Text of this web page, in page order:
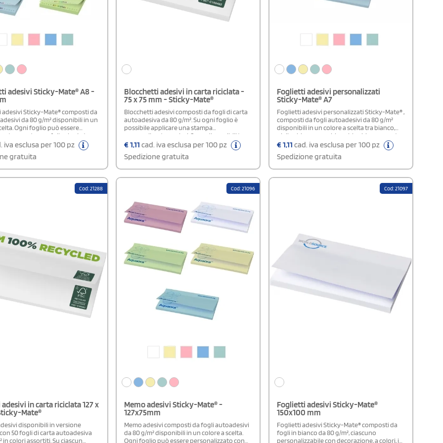
adesivi Sticky-Mate® A8 -
adesivi Sticky-Mate® composti da
da 80 g/m² disponibili in un
Ogni foglio può essere
con stampa full color. In tre
25, 50 e 100 fogli, con la
di selezionare un solo colore e
per ordine. I colori
blocco sono bianco, giallo
chiaro, blu chiaro e menta. In fase
necessario indicare nelle note sia
blocco sia il colore della stampa.
iva esclusa per 100 pz
gratuita
Blocchetti adesivi in carta riciclata -
75 x 75 mm - Sticky-Mate®
Blocchetti adesivi composti da fogli di carta
autoadesiva da 80 g/m². Su ogni foglio è
possibile applicare una stampa
personalizzata a colori. Sono disponibili tre
varianti di quantità: 25, 50 e 100 fogli, con la
possibilità di scegliere una sola quantità per
ogni ordine.
€1,11 cad. iva esclusa per 100 pz
Spedizione gratuita
Foglietti adesivi personalizzati
Sticky-Mate® A7
Foglietti adesivi personalizzati Sticky-Mate® ,
composti da fogli autoadesivi da 80 g/m²
disponibili in un colore a scelta tra bianco,
giallo chiaro, rosa chiaro, blu chiaro e menta.
Su ogni foglio è possibile applicare una
varianti di quantità: 25, 50 e 100 fogli,
scegliendo un solo colore e una sola
quantità per ordine. In fase di ordine è
necessario indicare nelle note sia il colore del
€1,11 cad. iva esclusa per 100 pz
Spedizione gratuita
Cod: 21288
in carta riciclata 127 x
Mate®
disponibili in versione
50 fogli di carta autoadesiva
in colori assortiti. Su ciascun
Cod: 21096
Memo adesivi Sticky-Mate® -
127x75mm
Memo adesivi composti da fogli autoadesivi
da 80 g/m² disponibili in un colore a scelta.
Ogni foglio può essere personalizzato con
Cod: 21097
Foglietti adesivi Sticky-Mate®
150x100 mm
Foglietti adesivi Sticky-Mate® composti da
fogli in bianco da 80 g/m², ciascuno
personalizzabile con decorazione, a colori, in